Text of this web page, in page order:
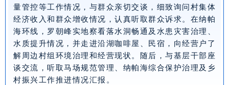
量管控等工作情况，与群众亲切交谈，细致询问村集体
经济收入和群众增收情况，认真听取群众诉求。在纳帕
海环线，罗朝峰实地察看落水洞畅通及水患灾害治理、
水质提升情况，并走进沿湖咖啡屋、民宿，向经营户了
解周边村组环境治理和经营现状。随后，与基层干部座
谈交流，听取马场规范管理、纳帕海综合保护治理及乡
村振兴工作推进情况汇报。